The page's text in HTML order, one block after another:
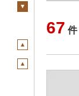
67 件